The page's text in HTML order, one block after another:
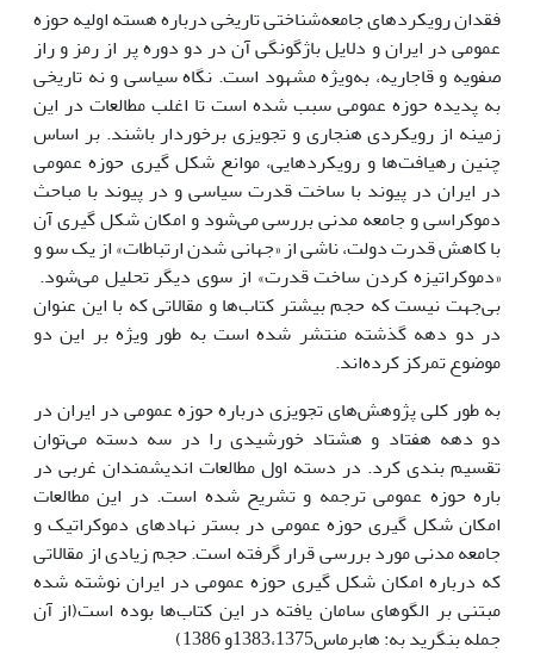
فقدان رویکردهای جامعه‌شناختی تاریخی درباره هسته‌ اولیه حوزه
عمومی در ایران و دلایل باژگونگی آن در دو دوره پر از رمز و راز
صفویه و قاجاریه، به‌ویژه مشهود است. نگاه سیاسی و نه تاریخی
به پدیده حوزه عمومی سبب شده است تا اغلب مطالعات در این
زمینه از رویکردی هنجاری و تجویزی برخوردار باشند. بر اساس
چنین رهیافت‌ها و رویکردهایی، موانع شکل گیری حوزه عمومی
در ایران در پیوند با ساخت قدرت سیاسی و در پیوند با مباحث
دموکراسی و جامعه مدنی بررسی می‌شود و امکان شکل گیری آن
با کاهش قدرت دولت، ناشی از «جهانی شدن ارتباطات» از یک سو و
«دموکراتیزه کردن ساخت قدرت» از سوی دیگر تحلیل می‌شود.
بی‌جهت نیست که حجم بیشتر کتاب‌ها و مقالاتی که با این عنوان
در دو دهه گذشته منتشر شده است به طور ویژه بر این دو
موضوع تمرکز کرده‌اند.
به طور کلی پژوهش‌های تجویزی درباره حوزه عمومی در ایران در
دو دهه هفتاد و هشتاد خورشیدی را در سه دسته می‌توان
تقسیم بندی کرد. در دسته اول مطالعات اندیشمندان غربی در
باره حوزه عمومی ترجمه و تشریح شده است. در این مطالعات
امکان شکل گیری حوزه عمومی در بستر نهاد‌های دموکراتیک و
جامعه مدنی مورد بررسی قرار گرفته است. حجم زیادی از مقالاتی
که درباره امکان شکل گیری حوزه عمومی در ایران نوشته شده
مبتنی بر الگوهای سامان یافته در این کتاب‌ها بوده است(از آن
جمله بنگرید به: هابرماس1383،1375و 1386)